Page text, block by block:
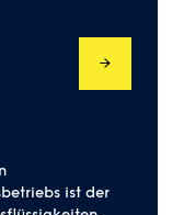
ist der